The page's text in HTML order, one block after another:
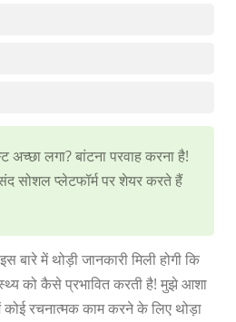
अच्छा लगा? बांटना परवाह करना है!
सोशल प्लेटफॉर्म पर शेयर करते हैं
बारे में थोड़ी जानकारी मिली होगी कि
को कैसे प्रभावित करती है! मुझे आशा
रचनात्मक काम करने के लिए थोड़ा